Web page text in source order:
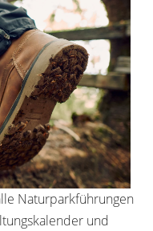
Naturparkführungen
und